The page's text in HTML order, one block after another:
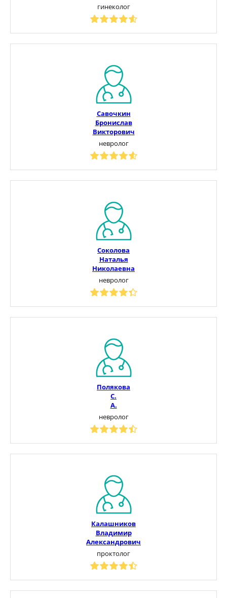
гинеколог
Савочкин
Бронислав
Викторович
невролог
Соколова
Наталья
Николаевна
невролог
Полякова
С.
А.
невролог
Калашников
Владимир
Александрович
проктолог